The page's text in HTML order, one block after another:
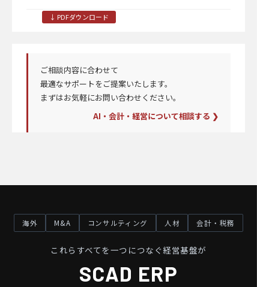
↓ PDFダウンロード
ご相談内容に合わせて
最適なサポートをご提案いたします。
まずはお気軽にお問い合わせください。
AI・会計・経営について相談する ❯
海外 M&A コンサルティング 人材 会計・税務
これらすべてを一つにつなぐ経営基盤が
SCAD ERP